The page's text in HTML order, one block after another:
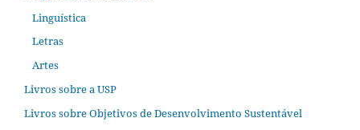
Linguística
Letras
Artes
Livros sobre a USP
Livros sobre Objetivos de Desenvolvimento Sustentável